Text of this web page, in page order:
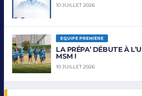
10 JUILLET 2026
EQUIPE PREMIÈRE
LA PRÉPA’ DÉBUTE À
MSM !
10 JUILLET 2026